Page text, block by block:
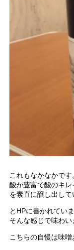
これもなかなかです
酸が豊富で酸のキ
を素直に醸し出して
とHPに書かれていま
そんな感じで味わい
こちらの自慢は味噌